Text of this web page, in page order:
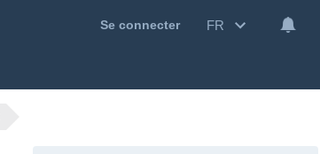
Se connecter FR